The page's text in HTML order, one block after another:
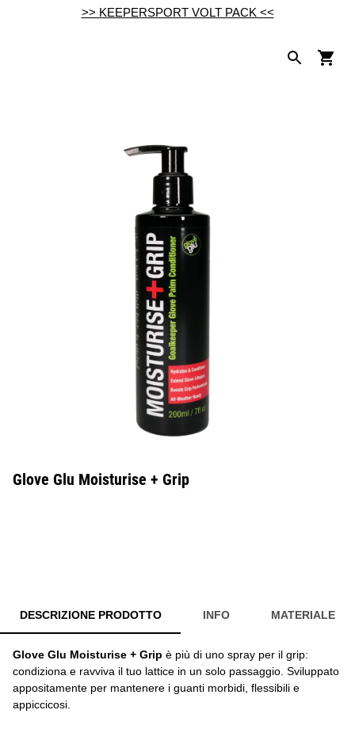
>> KEEPERSPORT VOLT PACK <<
Glove Glu Moisturise + Grip
DESCRIZIONE PRODOTTO INFO MATERIALE
Glove Glu Moisturise + Grip è più di uno spray per il grip:
condiziona e ravviva il tuo lattice in un solo passaggio. Sviluppato
appositamente per mantenere i guanti morbidi, flessibili e
appiccicosi.